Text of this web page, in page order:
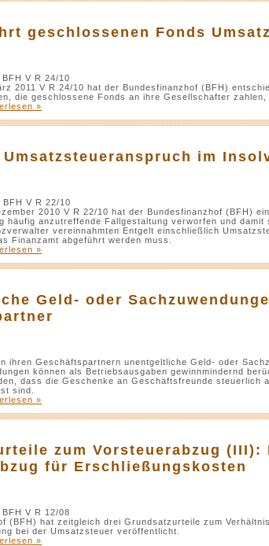
geschlossenen Fonds
V R 24/10
2011 V R 24/10 hat der Bundesfinanzhof (BFH)
die geschlossene Fonds an ihre Gesellschafter
»
im
V R 22/10
2010 V R 22/10 hat der Bundesfinanzhof (BFH)
häufig anzutreffende Fallgestaltung verworfen und
vereinnahmten Entgelt einschließlich
Finanzamt abgeführt werden muss.
»
Geld- oder
ihren Geschäftspartnern unentgeltliche Geld- oder
können als Betriebsausgaben gewinnmindernd
dass die Geschenke an Geschäftsfreunde steuerlich
sind.
»
zum Vorsteuerabzug (III):
für Erschließungskosten
V R 12/08
(BFH) hat zeitgleich drei Grundsatzurteile zum
bei der Umsatzsteuer veröffentlicht.
»